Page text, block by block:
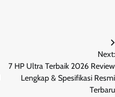
Next:
7 HP Ultra Terbaik 2026 Review
Lengkap & Spesifikasi Resmi
Terbaru